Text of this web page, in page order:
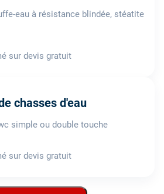
eau à résistance blindée, stéatite
sur devis gratuit
chasses d'eau
simple ou double touche
sur devis gratuit